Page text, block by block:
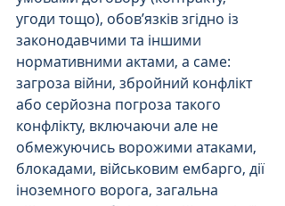
угоди тощо), обов’язків згідно із
законодавчими та іншими
нормативними актами, а саме:
загроза війни, збройний конфлікт
або серйозна погроза такого
конфлікту, включаючи але не
обмежуючись ворожими атаками,
блокадами, військовим ембарго, дії
іноземного ворога, загальна